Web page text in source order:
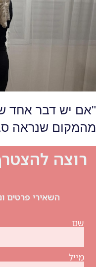
"אם יש דבר אחד
מהמקום שנראה
רוצה
השאירי פרטים
שם
מייל